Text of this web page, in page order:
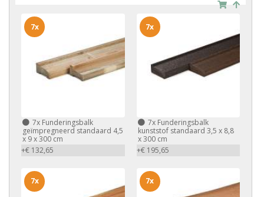
7x Funderingsbalk
geïmpregneerd standaard 4,5
x 9 x 300 cm
+€ 132,65
7x
7xFunderingsbalk
kunststof standaard 3,5 x 8,8
x 300 cm
+€ 195,65
7x
7x 7x